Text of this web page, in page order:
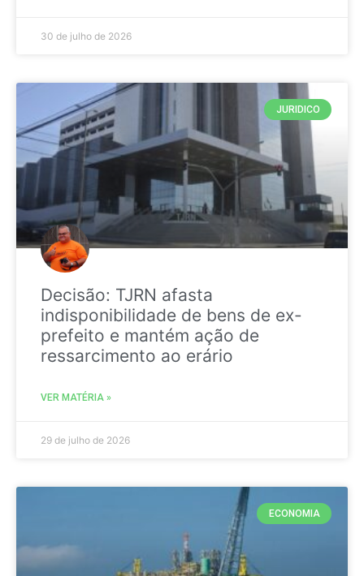
30 de julho de 2026
JURIDICO
Decisão: TJRN afasta
indisponibilidade de bens de ex-
prefeito e mantém ação de
ressarcimento ao erário
VER MATÉRIA »
29 de julho de 2026
ECONOMIA